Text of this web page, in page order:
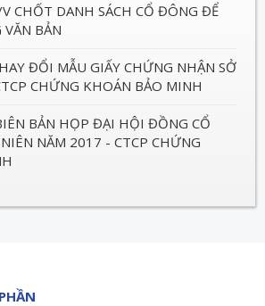
CHỐT DANH SÁCH CỔ ĐÔNG ĐỂ
VĂN BẢN
ĐỔI MẪU GIẤY CHỨNG NHẬN SỞ
CHỨNG KHOÁN BẢO MINH
BẢN HỌP ĐẠI HỘI ĐỒNG CỔ
NĂM 2017 - CTCP CHỨNG